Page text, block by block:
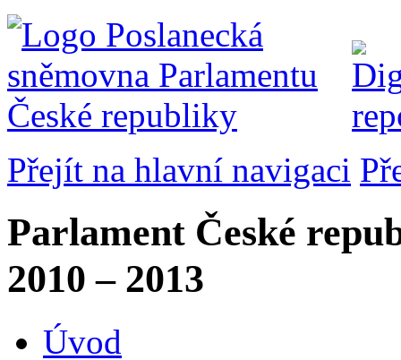
Přejít na hlavní navigaci
Parlament České
2010 – 2013
Úvod